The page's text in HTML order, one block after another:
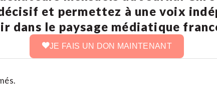
et permettez à une voix
dans le paysage médiatique
JE FAIS UN DON MAINTENANT